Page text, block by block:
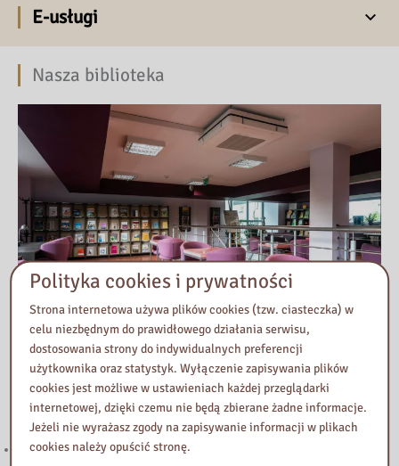
E-usługi
Nasza biblioteka
Przeczytaj
221. Kierunek STEAM: rozwój strefy multimedialnej w Bibliotece
Polityka cookies i prywatności
Strona internetowa używa plików cookies (tzw. ciasteczka) w
celu niezbędnym do prawidłowego działania serwisu,
dostosowania strony do indywidualnych preferencji
użytkownika oraz statystyk. Wyłączenie zapisywania plików
cookies jest możliwe w ustawieniach każdej przeglądarki
internetowej, dzięki czemu nie będą zbierane żadne informacje.
Jeżeli nie wyrażasz zgody na zapisywanie informacji w plikach
cookies należy opuścić stronę.